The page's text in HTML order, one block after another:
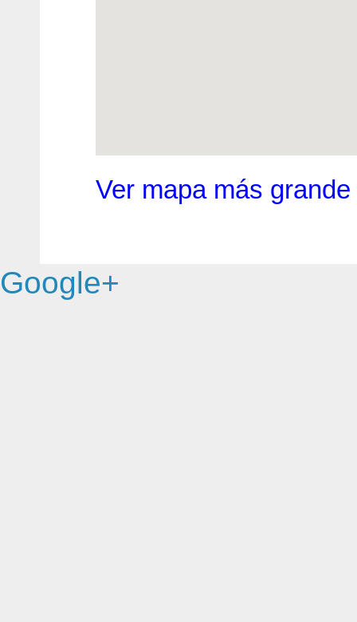
Ver mapa más grande
Google+